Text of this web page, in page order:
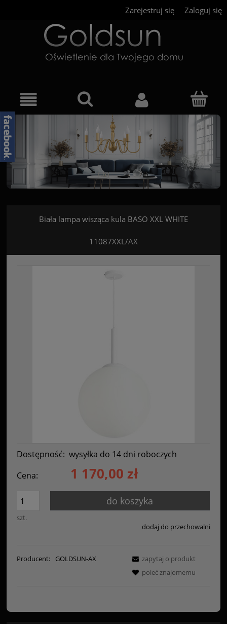
Zarejestruj się Zaloguj się
Biała lampa wisząca kula BASO XXL WHITE
11087XXL/AX
Dostępność: wysyłka do 14 dni roboczych
Cena:
1 170,00 zł
szt.
do koszyka
dodaj do przechowalni
Producent: GOLDSUN-AX
zapytaj o produkt
poleć znajomemu